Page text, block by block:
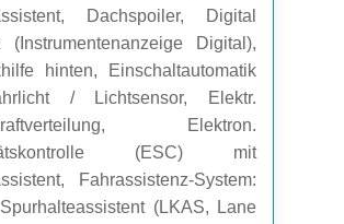
Dachspoiler, Digital
(Instrumentenanzeige Digital),
hinten, Einschaltautomatik
/ Lichtsensor, Elektr.
Elektron.
(ESC) mit
Fahrassistenz-System:
(LKAS, Lane